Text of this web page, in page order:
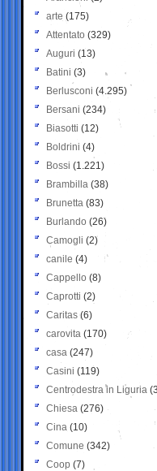
arte (175)
Attentato (329)
Auguri (13)
Batini (3)
Berlusconi (4.295)
Bersani (234)
Biasotti (12)
Boldrini (4)
Bossi (1.221)
Brambilla (38)
Brunetta (83)
Burlando (26)
Camogli (2)
canile (4)
Cappello (8)
Caprotti (2)
Caritas (6)
carovita (170)
casa (247)
Casini (119)
Centrodestra in Liguria
Chiesa (276)
Cina (10)
Comune (342)
Coop (7)